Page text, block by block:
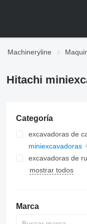
Machineryline
Hitachi
Categoría
excavadoras de
miniexcavadoras
excavadoras de
mostrar todos
Marca